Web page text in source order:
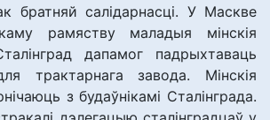
братняй салідарнасці. У Маскве
рамяству маладыя мінскія
дапамог падрыхтаваць
трактарнага завода. Мінскія
з будаўнікамі Сталінграда.